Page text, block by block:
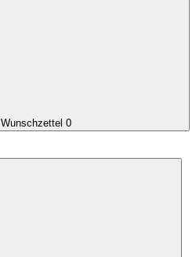
Wunschzettel 0